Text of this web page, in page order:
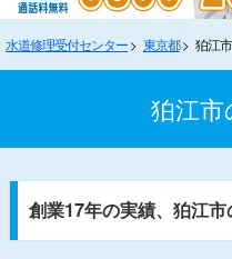
水道修理受付センター 東京都 狛江
狛江市
創業17年の実績、狛江